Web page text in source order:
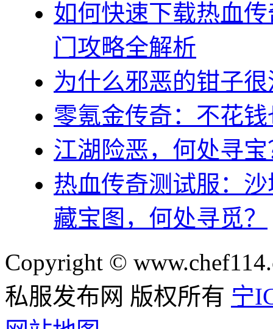
如何快速下载热血
门攻略全解析
为什么邪恶的钳子
零氪金传奇：不花
江湖险恶，何处寻
热血传奇测试服：
藏宝图，何处寻觅？
Copyright ©
私服发布网 版权所有 宁